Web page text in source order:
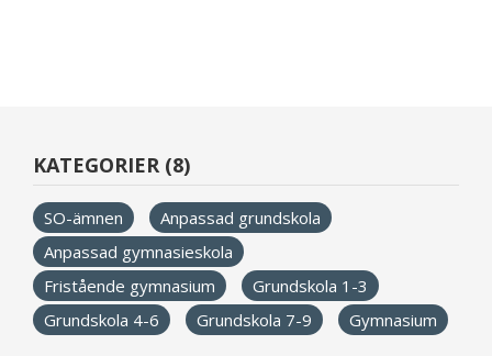
KATEGORIER (8)
SO-ämnen
Anpassad grundskola
Anpassad gymnasieskola
Fristående gymnasium
Grundskola 1-3
Grundskola 4-6
Grundskola 7-9 Gymnasium